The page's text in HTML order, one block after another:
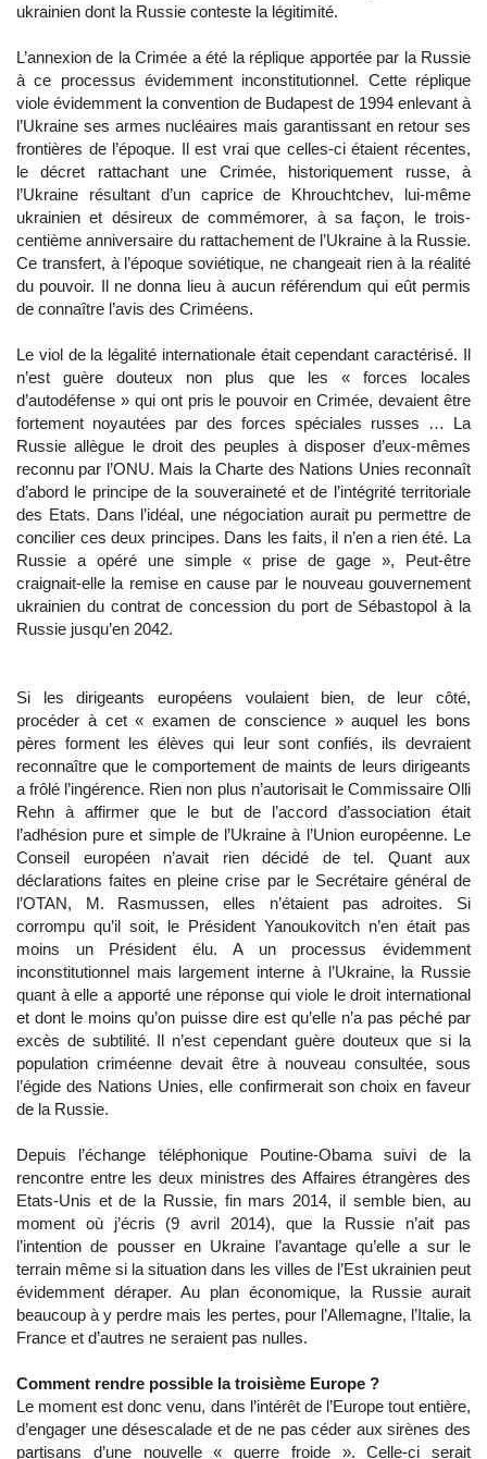
ukrainien dont la Russie conteste la légitimité.
L’annexion de la Crimée a été la réplique apportée par la Russie
à ce processus évidemment inconstitutionnel. Cette réplique
viole évidemment la convention de Budapest de 1994 enlevant à
l’Ukraine ses armes nucléaires mais garantissant en retour ses
frontières de l’époque. Il est vrai que celles-ci étaient récentes,
le décret rattachant une Crimée, historiquement russe, à
l’Ukraine résultant d’un caprice de Khrouchtchev, lui-même
ukrainien et désireux de commémorer, à sa façon, le trois-
centième anniversaire du rattachement de l’Ukraine à la Russie.
Ce transfert, à l’époque soviétique, ne changeait rien à la réalité
du pouvoir. Il ne donna lieu à aucun référendum qui eût permis
de connaître l’avis des Criméens.
Le viol de la légalité internationale était cependant caractérisé. Il
n’est guère douteux non plus que les « forces locales
d’autodéfense » qui ont pris le pouvoir en Crimée, devaient être
fortement noyautées par des forces spéciales russes … La
Russie allègue le droit des peuples à disposer d’eux-mêmes
reconnu par l’ONU. Mais la Charte des Nations Unies reconnaît
d’abord le principe de la souveraineté et de l’intégrité territoriale
des Etats. Dans l’idéal, une négociation aurait pu permettre de
concilier ces deux principes. Dans les faits, il n’en a rien été. La
Russie a opéré une simple « prise de gage », Peut-être
craignait-elle la remise en cause par le nouveau gouvernement
ukrainien du contrat de concession du port de Sébastopol à la
Russie jusqu’en 2042.
Si les dirigeants européens voulaient bien, de leur côté,
procéder à cet « examen de conscience » auquel les bons
pères forment les élèves qui leur sont confiés, ils devraient
reconnaître que le comportement de maints de leurs dirigeants
a frôlé l’ingérence. Rien non plus n’autorisait le Commissaire Olli
Rehn à affirmer que le but de l’accord d’association était
l’adhésion pure et simple de l’Ukraine à l’Union européenne. Le
Conseil européen n’avait rien décidé de tel. Quant aux
déclarations faites en pleine crise par le Secrétaire général de
l’OTAN, M. Rasmussen, elles n’étaient pas adroites. Si
corrompu qu’il soit, le Président Yanoukovitch n’en était pas
moins un Président élu. A un processus évidemment
inconstitutionnel mais largement interne à l’Ukraine, la Russie
quant à elle a apporté une réponse qui viole le droit international
et dont le moins qu’on puisse dire est qu’elle n’a pas péché par
excès de subtilité. Il n’est cependant guère douteux que si la
population criméenne devait être à nouveau consultée, sous
l’égide des Nations Unies, elle confirmerait son choix en faveur
de la Russie.
Depuis l’échange téléphonique Poutine-Obama suivi de la
rencontre entre les deux ministres des Affaires étrangères des
Etats-Unis et de la Russie, fin mars 2014, il semble bien, au
moment où j’écris (9 avril 2014), que la Russie n’ait pas
l’intention de pousser en Ukraine l’avantage qu’elle a sur le
terrain même si la situation dans les villes de l’Est ukrainien peut
évidemment déraper. Au plan économique, la Russie aurait
beaucoup à y perdre mais les pertes, pour l’Allemagne, l’Italie, la
France et d’autres ne seraient pas nulles.
Comment rendre possible la troisième Europe ?
Le moment est donc venu, dans l’intérêt de l’Europe tout entière,
d’engager une désescalade et de ne pas céder aux sirènes des
partisans d’une nouvelle « guerre froide ». Celle-ci serait